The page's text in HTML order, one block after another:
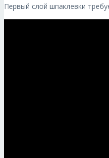
Первый слой шпаклевки